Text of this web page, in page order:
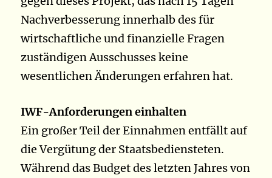
Nachverbesserung innerhalb des für
wirtschaftliche und finanzielle Fragen
zuständigen Ausschusses keine
wesentlichen Änderungen erfahren hat.
IWF-Anforderungen einhalten
Ein großer Teil der Einnahmen entfällt auf
die Vergütung der Staatsbediensteten.
Während das Budget des letzten Jahres von